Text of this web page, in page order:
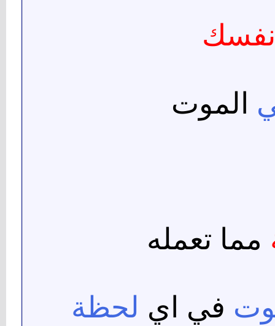
نفسك
الموت
مما تعمله
في اي لحظة